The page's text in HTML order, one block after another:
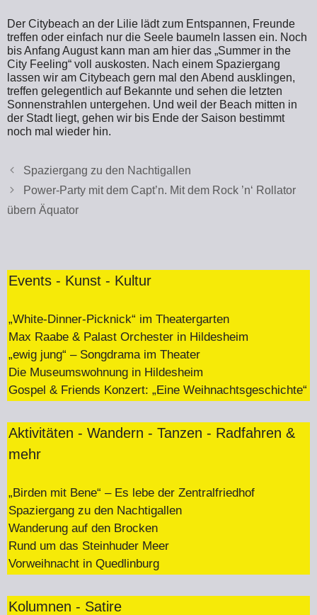
Der Citybeach an der Lilie lädt zum Entspannen, Freunde
treffen oder einfach nur die Seele baumeln lassen ein. Noch
bis Anfang August kann man am hier das „Summer in the
City Feeling“ voll auskosten. Nach einem Spaziergang
lassen wir am Citybeach gern mal den Abend ausklingen,
treffen gelegentlich auf Bekannte und sehen die letzten
Sonnenstrahlen untergehen. Und weil der Beach mitten in
der Stadt liegt, gehen wir bis Ende der Saison bestimmt
noch mal wieder hin.
Spaziergang zu den Nachtigallen
Power-Party mit dem Capt’n. Mit dem Rock ’n‘ Rollator
übern Äquator
Events - Kunst - Kultur
„White-Dinner-Picknick“ im Theatergarten
Max Raabe & Palast Orchester in Hildesheim
„ewig jung“ – Songdrama im Theater
Die Museumswohnung in Hildesheim
Gospel & Friends Konzert: „Eine Weihnachtsgeschichte“
Aktivitäten - Wandern - Tanzen - Radfahren &
mehr
„Birden mit Bene“ – Es lebe der Zentralfriedhof
Spaziergang zu den Nachtigallen
Wanderung auf den Brocken
Rund um das Steinhuder Meer
Vorweihnacht in Quedlinburg
Kolumnen - Satire